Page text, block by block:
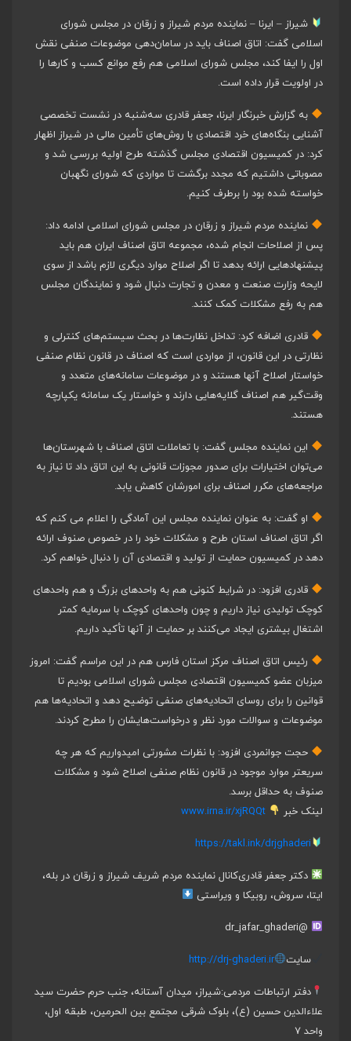
شیراز – ایرنا – نماینده مردم شیراز و زرقان در مجلس شورای
اسلامی گفت: اتاق اصناف باید در سامان‌دهی موضوعات صنفی نقش
اول را ایفا کند، مجلس شورای اسلامی هم رفع موانع کسب و کارها را
در اولویت قرار داده است.
به گزارش خبرنگار ایرنا، جعفر قادری سه‌شنبه در نشست تخصصی
آشنایی بنگاه‌های خرد اقتصادی با روش‌های تأمین مالی در شیراز اظهار
کرد: در کمیسیون اقتصادی مجلس گذشته طرح اولیه بررسی شد و
مصوباتی داشتیم که مجدد برگشت تا مواردی که شورای نگهبان
خواسته شده بود را برطرف کنیم.
نماینده مردم شیراز و زرقان در مجلس شورای اسلامی ادامه داد:
پس از اصلاحات انجام شده، مجموعه اتاق اصناف ایران هم باید
پیشنهادهایی ارائه بدهد تا اگر اصلاح موارد دیگری لازم باشد از سوی
لایحه وزارت صنعت و معدن و تجارت دنبال شود و نمایندگان مجلس
هم به رفع مشکلات کمک کنند.
قادری اضافه کرد: تداخل نظارت‌ها در بحث سیستم‌های کنترلی و
نظارتی در این قانون، از مواردی است که اصناف در قانون نظام صنفی
خواستار اصلاح آنها هستند و در موضوعات سامانه‌های متعدد و
وقت‌گیر هم اصناف گلایه‌هایی دارند و خواستار یک سامانه یکپارچه
هستند.
این نماینده مجلس گفت: با تعاملات اتاق اصناف با شهرستان‌ها
می‌توان اختیارات برای صدور مجوزات قانونی به این اتاق داد تا نیاز به
مراجعه‌های مکرر اصناف برای امورشان کاهش یابد.
او گفت: به عنوان نماینده مجلس این آمادگی را اعلام می کنم که
اگر اتاق اصناف استان طرح و مشکلات خود را در خصوص صنوف ارائه
دهد در کمیسیون حمایت از تولید و اقتصادی آن را دنبال خواهم کرد.
قادری افزود: در شرایط کنونی هم به واحدهای بزرگ و هم واحدهای
کوچک تولیدی نیاز داریم و چون واحدهای کوچک با سرمایه کمتر
اشتغال بیشتری ایجاد می‌کنند بر حمایت از آنها تأکید داریم.
رئیس اتاق اصناف مرکز استان فارس هم در این مراسم گفت: امروز
میزبان عضو کمیسیون اقتصادی مجلس شورای اسلامی بودیم تا
قوانین را برای روسای اتحادیه‌های صنفی توضیح دهد و اتحادیه‌ها هم
موضوعات و سوالات مورد نظر و درخواست‌هایشان را مطرح کردند.
حجت جوانمردی افزود: با نظرات مشورتی امیدواریم که هر چه
سریعتر موارد موجود در قانون نظام صنفی اصلاح شود و مشکلات
صنوف به حداقل برسد.
لینک خبر
www.irna.ir/xjRQQt
https://takl.ink/drjghaderi
دکتر جعفر قادریکانال نماینده مردم شریف شیراز و زرقان در بله،
ایتا، سروش، روبیکا و ویراستی
@dr_jafar_ghaderi
سایت http://drj-ghaderi.ir
دفتر ارتباطات مردمی:شیراز، میدان آستانه، جنب حرم حضرت سید
علاءالدین حسین (ع)، بلوک شرقی مجتمع بین الحرمین، طبقه اول،
واحد ۷